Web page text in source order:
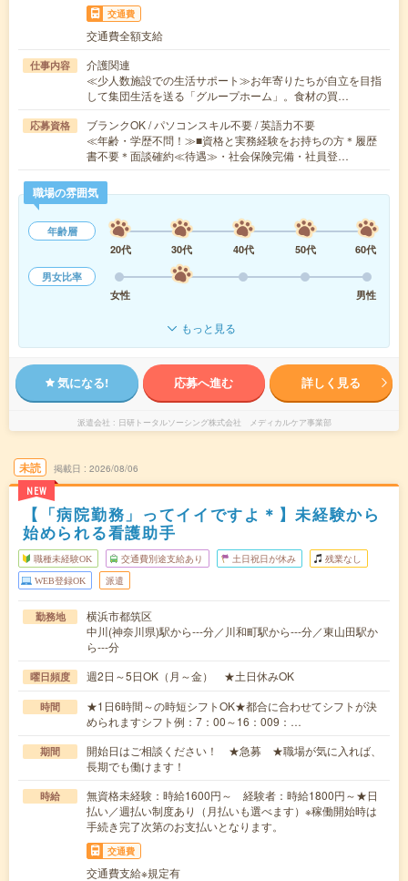
交通費
交通費全額支給
仕事内容
介護関連
≪少人数施設での生活サポート≫お年寄りたちが自立を目指
して集団生活を送る「グループホーム」。食材の買…
応募資格
ブランクOK / パソコンスキル不要 / 英語力不要
≪年齢・学歴不問！≫■資格と実務経験をお持ちの方＊履歴
書不要＊面談確約≪待遇≫・社会保険完備・社員登…
職場の雰囲気
年齢層
20代
30代 40代 50代
60代
男女比率
女性
男性
もっと見る
気になる! 応募へ進む 詳しく見る
派遣会社 日研トータルソーシング株式会社 メディカルケア事業部
未読
NEW
掲載日 2026/08/06
【「病院勤務」ってイイですよ＊】未経験から
始められる看護助手
職種未経験OK 交通費別途支給あり 土日祝日が休み 残業なし
WEB登録OK 派遣
勤務地
横浜市都筑区
中川(神奈川県)駅から---分／川和町駅から---分／東山田駅か
ら---分
曜日頻度 週2日～5日OK（月～金） ★土日休みOK
時間
★1日6時間～の時短シフトOK★都合に合わせてシフトが決
められますシフト例：7：00～16：009：…
期間
開始日はご相談ください！ ★急募 ★職場が気に入れば、
長期でも働けます！
時給
無資格未経験：時給1600円～ 経験者：時給1800円～★日
払い／週払い制度あり（月払いも選べます）※稼働開始時は
手続き完了次第のお支払いとなります。
交通費
交通費支給※規定有